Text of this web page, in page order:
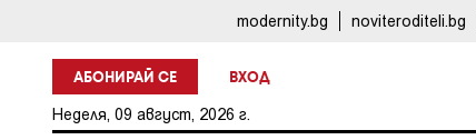
modernity.bg noviteroditeli.bg
АБОНИРАЙ СЕ ВХОД
Неделя, 09 август, 2026 г.